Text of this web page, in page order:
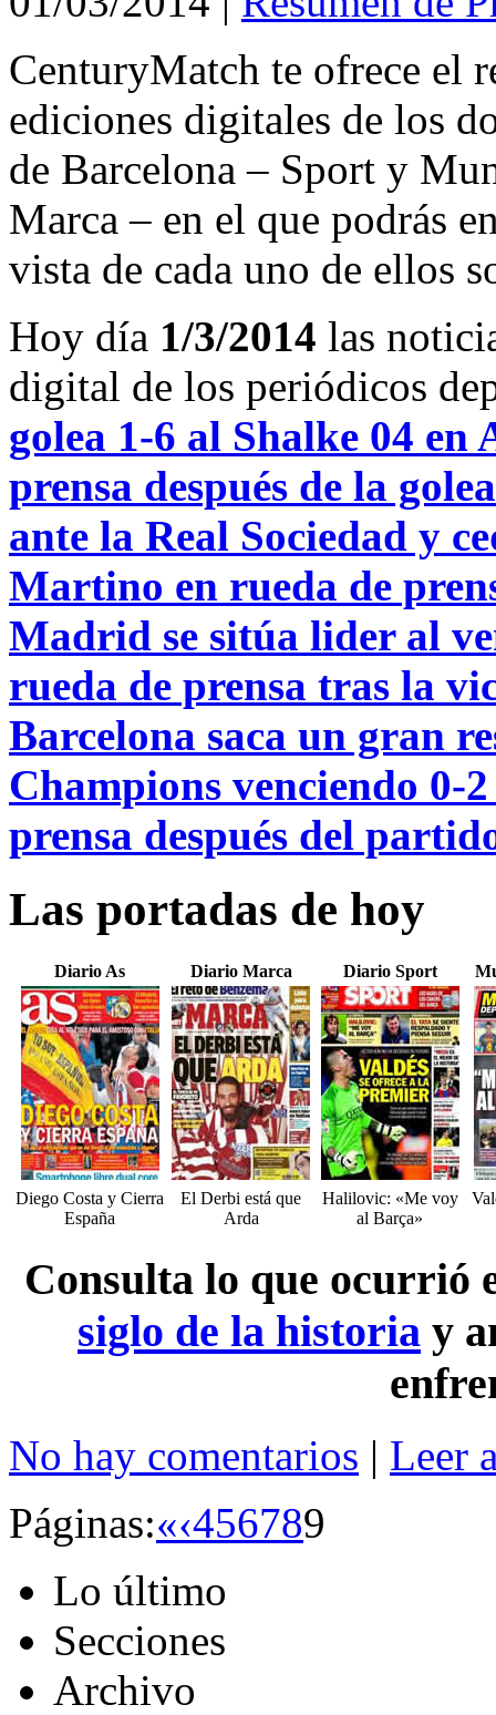
CenturyMatch te ofrece el
ediciones digitales de los
de Barcelona – Sport y
Marca – en el que podrás
vista de cada uno de ellos
Hoy día 1/3/2014 las
digital de los periódicos
golea 1-6 al Shalke 04 en
prensa después de la
ante la Real Sociedad y
Martino en rueda de
Madrid se sitúa lider al
rueda de prensa tras la
Barcelona saca un gran
Champions venciendo 0-
prensa después del
Las portadas de hoy
Diario As Diario Marca Diario Sport
Diego Costa y Cierra
España
El Derbi está que
Arda
Halilovic: «Me voy
al Barça»
Consulta lo que ocurrió
siglo de la historia y
No hay comentarios | Leer
Páginas:«‹456789
Lo último
Secciones
Archivo